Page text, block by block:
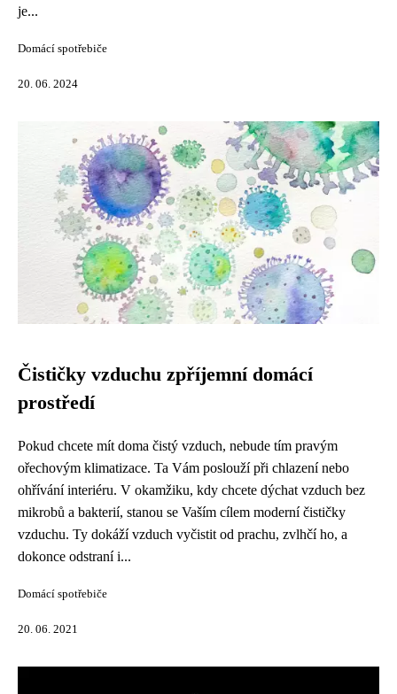
je...
Domácí spotřebiče
20. 06. 2024
Čističky vzduchu zpříjemní domácí
prostředí
Pokud chcete mít doma čistý vzduch, nebude tím pravým
ořechovým klimatizace. Ta Vám poslouží při chlazení nebo
ohřívání interiéru. V okamžiku, kdy chcete dýchat vzduch bez
mikrobů a bakterií, stanou se Vaším cílem moderní čističky
vzduchu. Ty dokáží vzduch vyčistit od prachu, zvlhčí ho, a
dokonce odstraní i...
Domácí spotřebiče
20. 06. 2021